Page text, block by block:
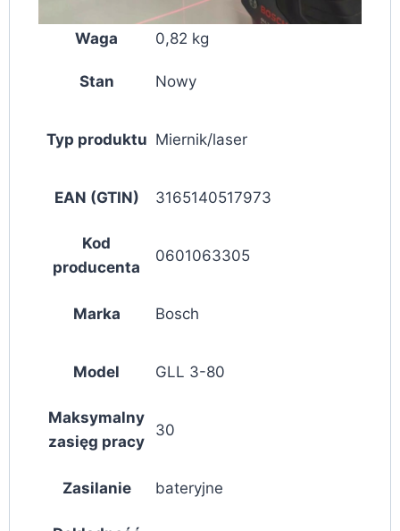
Waga 0,82 kg
Stan Nowy
Typ produktu Miernik/laser
EAN (GTIN) 3165140517973
Kod
producenta
0601063305
Marka Bosch
Model GLL 3-80
Maksymalny
zasięg pracy
30
Zasilanie bateryjne